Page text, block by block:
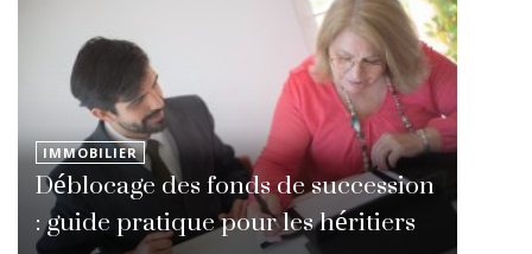
IMMOBILIER
Déblocage des fonds de succession
: guide pratique pour les héritiers